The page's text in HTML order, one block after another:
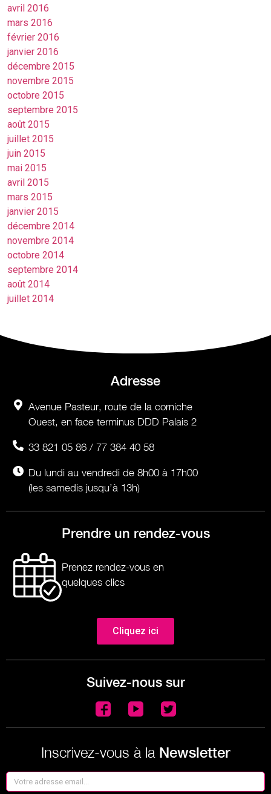
avril 2016
mars 2016
février 2016
janvier 2016
décembre 2015
novembre 2015
octobre 2015
septembre 2015
août 2015
juillet 2015
juin 2015
mai 2015
avril 2015
mars 2015
janvier 2015
décembre 2014
novembre 2014
octobre 2014
septembre 2014
août 2014
juillet 2014
Adresse
Avenue Pasteur, route de la corniche
Ouest, en face terminus DDD Palais 2
33 821 05 86 / 77 384 40 58
Du lundi au vendredi de 8h00 à 17h00
(les samedis jusqu’à 13h)
Prendre un rendez-vous
Prenez rendez-vous en
quelques clics
Cliquez ici
Suivez-nous sur
Inscrivez-vous à la Newsletter